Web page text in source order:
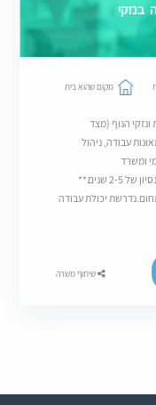
בנזקי
מקום שהוא בית
הגוף (מצד
עבודה, ניהול
ומשרד
הביטחון.המשרד מחפש לגייס לשורותיו עו"ד עם נסיון של 2-5 שנים.**
יכולת עבודה
שיתוף משרה